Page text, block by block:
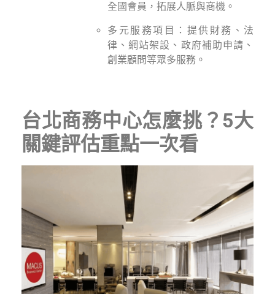
全國會員，拓展人脈與商機。
多元服務項目：提供財務、法
律、網站架設、政府補助申請、
創業顧問等眾多服務。
台北商務中心怎麼挑？5大
關鍵評估重點一次看